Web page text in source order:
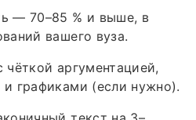
— 70–85 % и выше, в
вашего вуза.
аргументацией,
графиками (если нужно).